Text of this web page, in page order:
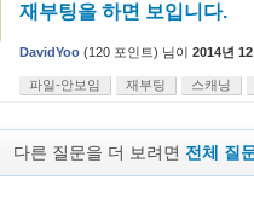
재부팅을 하면 보입니다.
DavidYoo (120 포인트) 님이 2014년
파일-안보임 재부팅 스캐닝
다른 질문을 더 보려면 전체 질